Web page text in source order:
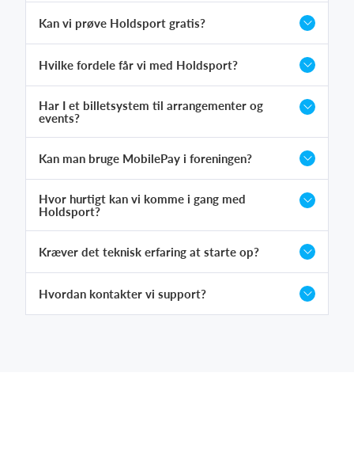
Kan vi prøve Holdsport gratis?
Hvilke fordele får vi med Holdsport?
Har I et billetsystem til arrangementer og
events?
Kan man bruge MobilePay i foreningen?
Hvor hurtigt kan vi komme i gang med
Holdsport?
Kræver det teknisk erfaring at starte op?
Hvordan kontakter vi support?